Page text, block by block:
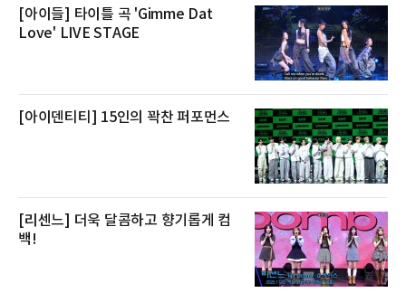
전복은 산지에서 채취한 뒤 전국으로 직송되는
방식으로 운영된다. 신선도가 중요한 상품인 만
큼 이르면 다음 날 오전 배송이 가능하도록 물류
[아이들] 타이틀 곡 'Gimme Dat
Love' LIVE STAGE
[아이덴티티] 15인의 꽉찬 퍼포먼스
[리센느] 더욱 달콤하고 향기롭게 컴
백!